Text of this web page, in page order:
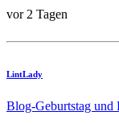
vor 2 Tagen
LintLady
Blog-Geburtstag